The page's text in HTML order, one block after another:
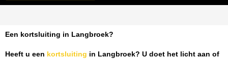
Een kortsluiting in Langbroek?
Heeft u een kortsluiting in Langbroek? U doet het licht aan of